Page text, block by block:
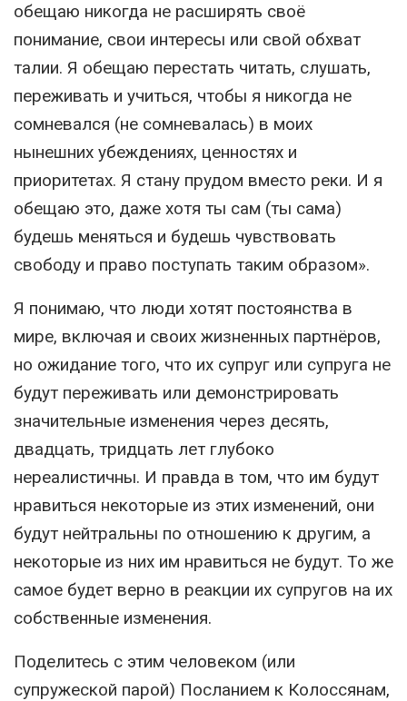
обещаю никогда не расширять своё
понимание, свои интересы или свой обхват
талии. Я обещаю перестать читать, слушать,
переживать и учиться, чтобы я никогда не
сомневался (не сомневалась) в моих
нынешних убеждениях, ценностях и
приоритетах. Я стану прудом вместо реки. И я
обещаю это, даже хотя ты сам (ты сама)
будешь меняться и будешь чувствовать
свободу и право поступать таким образом».
Я понимаю, что люди хотят постоянства в
мире, включая и своих жизненных партнёров,
но ожидание того, что их супруг или супруга не
будут переживать или демонстрировать
значительные изменения через десять,
двадцать, тридцать лет глубоко
нереалистичны. И правда в том, что им будут
нравиться некоторые из этих изменений, они
будут нейтральны по отношению к другим, а
некоторые из них им нравиться не будут. То же
самое будет верно в реакции их супругов на их
собственные изменения.
Поделитесь с этим человеком (или
супружеской парой) Посланием к Колоссянам,